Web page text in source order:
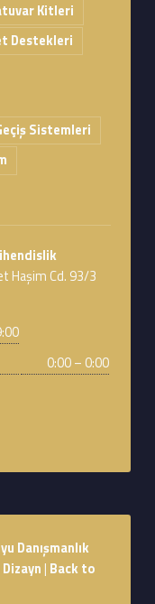
Kitleri
Destekleri
Sistemleri
Haşim Cd. 93/3
0:00 – 0:00
Danışmanlık
| Back to